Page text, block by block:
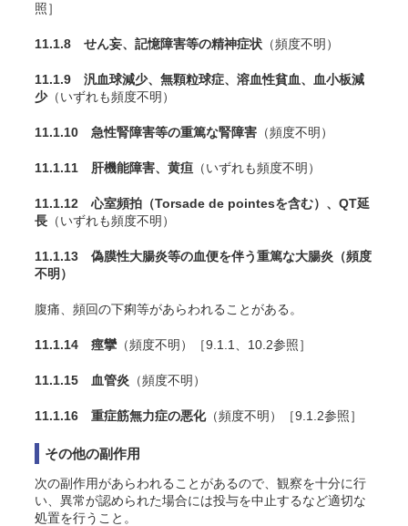
照］
11.1.8 せん妄、記憶障害等の精神症状 （頻度不明）
11.1.9 汎血球減少、無顆粒球症、溶血性貧血、血小板減
少（いずれも頻度不明）
11.1.10 急性腎障害等の重篤な腎障害 （頻度不明）
11.1.11 肝機能障害、黄疸 （いずれも頻度不明）
11.1.12 心室頻拍（Torsade de pointesを含む）、QT延
長 （いずれも頻度不明）
11.1.13 偽膜性大腸炎等の血便を伴う重篤な大腸炎 （頻度
不明）
腹痛、頻回の下痢等があらわれることがある。
11.1.14 痙攣（頻度不明）［9.1.1、10.2参照］
11.1.15 血管炎 （頻度不明）
11.1.16 重症筋無力症の悪化（頻度不明）［9.1.2参照］
その他の副作用
次の副作用があらわれることがあるので、観察を十分に行
い、異常が認められた場合には投与を中止するなど適切な
処置を行うこと。